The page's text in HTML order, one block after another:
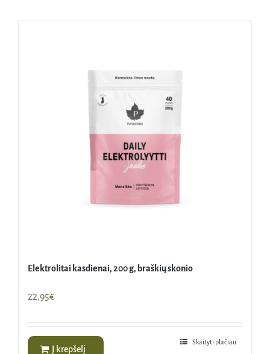
Elektrolitai kasdienai, 200 g, braškių skonio
22,95€
Į krepšelį
Skaityti plačiau